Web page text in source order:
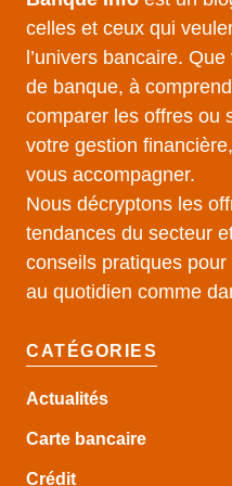
celles et ceux qui
l’univers bancaire.
de banque, à
comparer les offres ou
votre gestion
vous accompagner.
Nous décryptons les
tendances du secteur
conseils pratiques
au quotidien comme
CATÉGORIES
Actualités
Carte bancaire
Crédit